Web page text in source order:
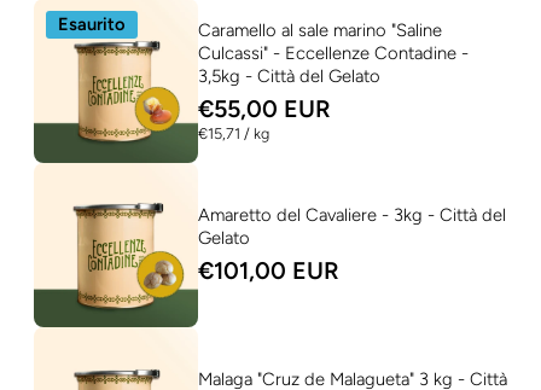
Esaurito
Caramello al sale marino "Saline
Culcassi" - Eccellenze Contadine -
3,5kg - Città del Gelato
€55,00 EUR
€15,71 / per
kg
Amaretto del Cavaliere - 3kg - Città del
Gelato
€101,00 EUR
Malaga "Cruz de Malagueta" 3 kg - Città